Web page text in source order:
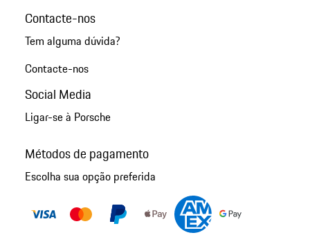
Contacte-nos
Tem alguma dúvida?
Contacte-nos
Social Media
Ligar-se à Porsche
Métodos de pagamento
Escolha sua opção preferida